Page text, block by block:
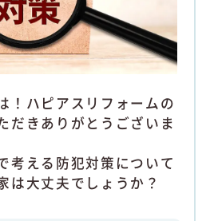
！ハピアスリフォームの
だきありがとうございま
考える防犯対策について
は大丈夫でしょうか？